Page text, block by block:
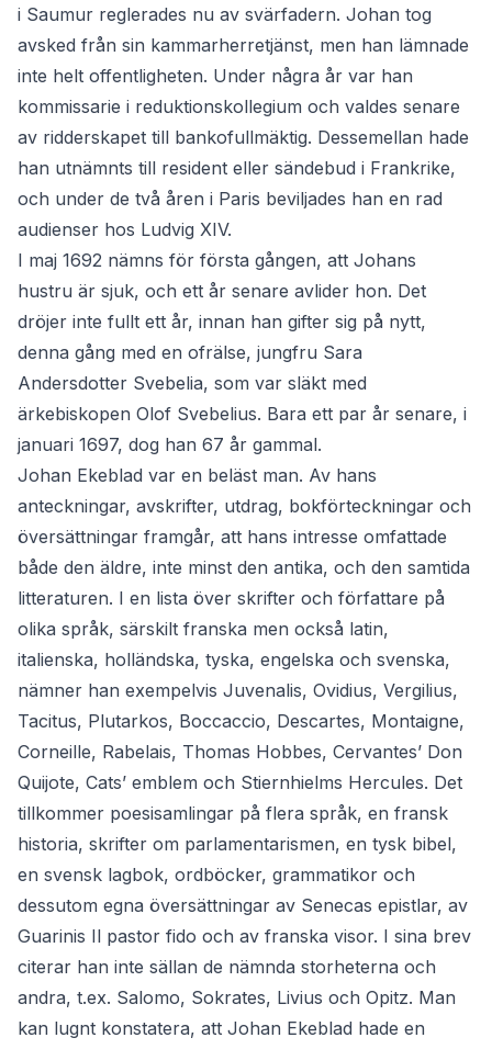
i Saumur reglerades nu av svärfadern. Johan tog
avsked från sin kammarherretjänst, men han lämnade
inte helt offentligheten. Under några år var han
kommissarie i reduktionskollegium och valdes senare
av ridderskapet till bankofullmäktig. Dessemellan hade
han utnämnts till resident eller sändebud i Frankrike,
och under de två åren i Paris beviljades han en rad
audienser hos Ludvig XIV.
I maj 1692 nämns för första gången, att Johans
hustru är sjuk, och ett år senare avlider hon. Det
dröjer inte fullt ett år, innan han gifter sig på nytt,
denna gång med en ofrälse, jungfru Sara
Andersdotter Svebelia, som var släkt med
ärkebiskopen Olof Svebelius. Bara ett par år senare, i
januari 1697, dog han 67 år gammal.
Johan Ekeblad var en beläst man. Av hans
anteckningar, avskrifter, utdrag, bokförteckningar och
översättningar framgår, att hans intresse omfattade
både den äldre, inte minst den antika, och den samtida
litteraturen. I en lista över skrifter och författare på
olika språk, särskilt franska men också latin,
italienska, holländska, tyska, engelska och svenska,
nämner han exempelvis Juvenalis, Ovidius, Vergilius,
Tacitus, Plutarkos, Boccaccio, Descartes, Montaigne,
Corneille, Rabelais, Thomas Hobbes, Cervantes’ Don
Quijote, Cats’ emblem och Stiernhielms Hercules. Det
tillkommer poesisamlingar på flera språk, en fransk
historia, skrifter om parlamentarismen, en tysk bibel,
en svensk lagbok, ordböcker, grammatikor och
dessutom egna översättningar av Senecas epistlar, av
Guarinis Il pastor fido och av franska visor. I sina brev
citerar han inte sällan de nämnda storheterna och
andra, t.ex. Salomo, Sokrates, Livius och Opitz. Man
kan lugnt konstatera, att Johan Ekeblad hade en